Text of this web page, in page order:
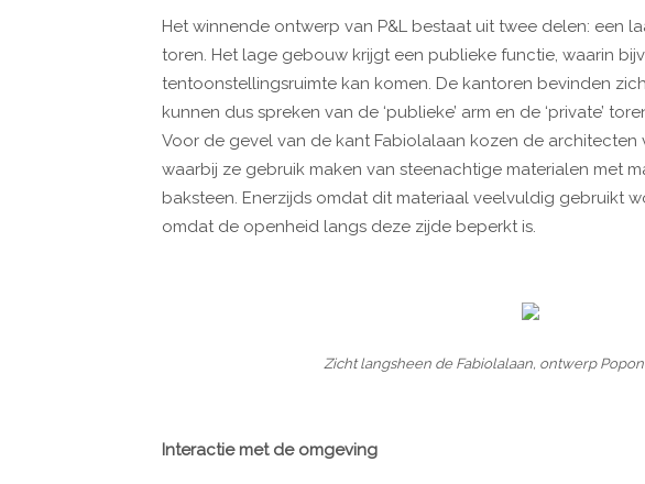
Het winnende ontwerp van P&L bestaat uit twee delen: een
toren. Het lage gebouw krijgt een publieke functie, waarin
tentoonstellingsruimte kan komen. De kantoren bevinden
kunnen dus spreken van de ‘publieke’ arm en de ‘private’
Voor de gevel van de kant Fabiolalaan kozen de architecten
waarbij ze gebruik maken van steenachtige materialen met
baksteen. Enerzijds omdat dit materiaal veelvuldig gebruikt
omdat de openheid langs deze zijde beperkt is.
Zicht langsheen de Fabiolalaan, ontwerp
Interactie met de omgeving